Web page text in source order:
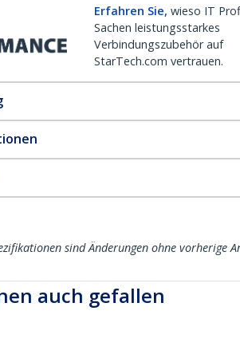
Erfahren Sie, wieso IT
Sachen leistungsstarkes
Verbindungszubehör auf
StarTech.com vertrauen.
sind Änderungen ohne vorherige
auch gefallen